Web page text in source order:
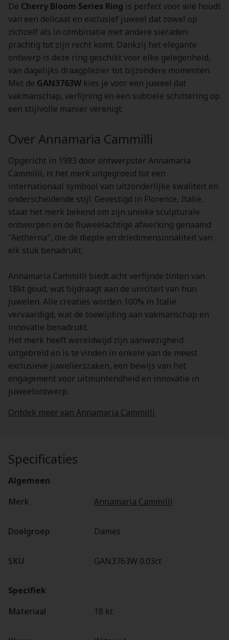
De Cherry Bloom Series Ring is perfect voor wie houdt
van een delicaat en exclusief juweel dat zowel op
zichzelf als in combinatie met andere sieraden
prachtig tot zijn recht komt. Dankzij het elegante
ontwerp is deze ring geschikt voor elke gelegenheid,
van dagelijks draagplezier tot bijzondere momenten.
Met de GAN3763W kies je voor een juweel dat
vakmanschap, verfijning en een subtiele schittering op
een stijlvolle manier verenigt.
Over Annamaria Cammilli
Opgericht in 1983 door ontwerpster Annamaria
Cammilli, is het merk uitgegroeid tot een
internationaal symbool van uitzonderlijke kwaliteit en
onderscheidende stijl. Gevestigd in Florence, Italië,
staat het merk bekend om zijn unieke sculpturale
ontwerpen en de fluweelachtige afwerking genaamd
"Aetherna", die de diepte en driedimensionaliteit van
elk stuk benadrukt.
Annamaria Cammilli biedt acht verfijnde tinten van
18kt goud, wat bijdraagt aan de uniciteit van hun
juwelen. Alle creaties worden 100% in Italië
vervaardigd, wat de toewijding aan vakmanschap en
innovatie benadrukt.
Het merk heeft wereldwijd zijn aanwezigheid
uitgebreid en is te vinden in enkele van de meest
exclusieve juwelierszaken, een bewijs van het
engagement voor uitmuntendheid en innovatie in
juweelontwerp.
Ontdek meer van Annamaria Cammilli
Specificaties
Algemeen
Merk
Annamaria Cammilli
Doelgroep Dames
SKU GAN3763W 0.03ct
Specifiek
Materiaal
18 kt